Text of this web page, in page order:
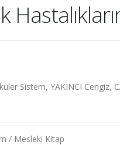
Sistem, YAKINCI Cengiz,
/ Mesleki Kitap